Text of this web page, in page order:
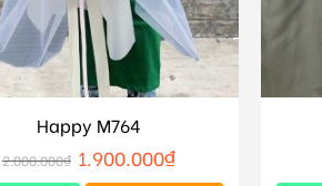
Happy M764
2.000.000₫ 1.900.000₫